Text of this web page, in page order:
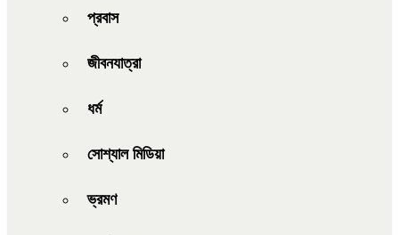
প্রবাস
জীবনযাত্রা
ধর্ম
সোশ্যাল মিডিয়া
ভ্রমণ